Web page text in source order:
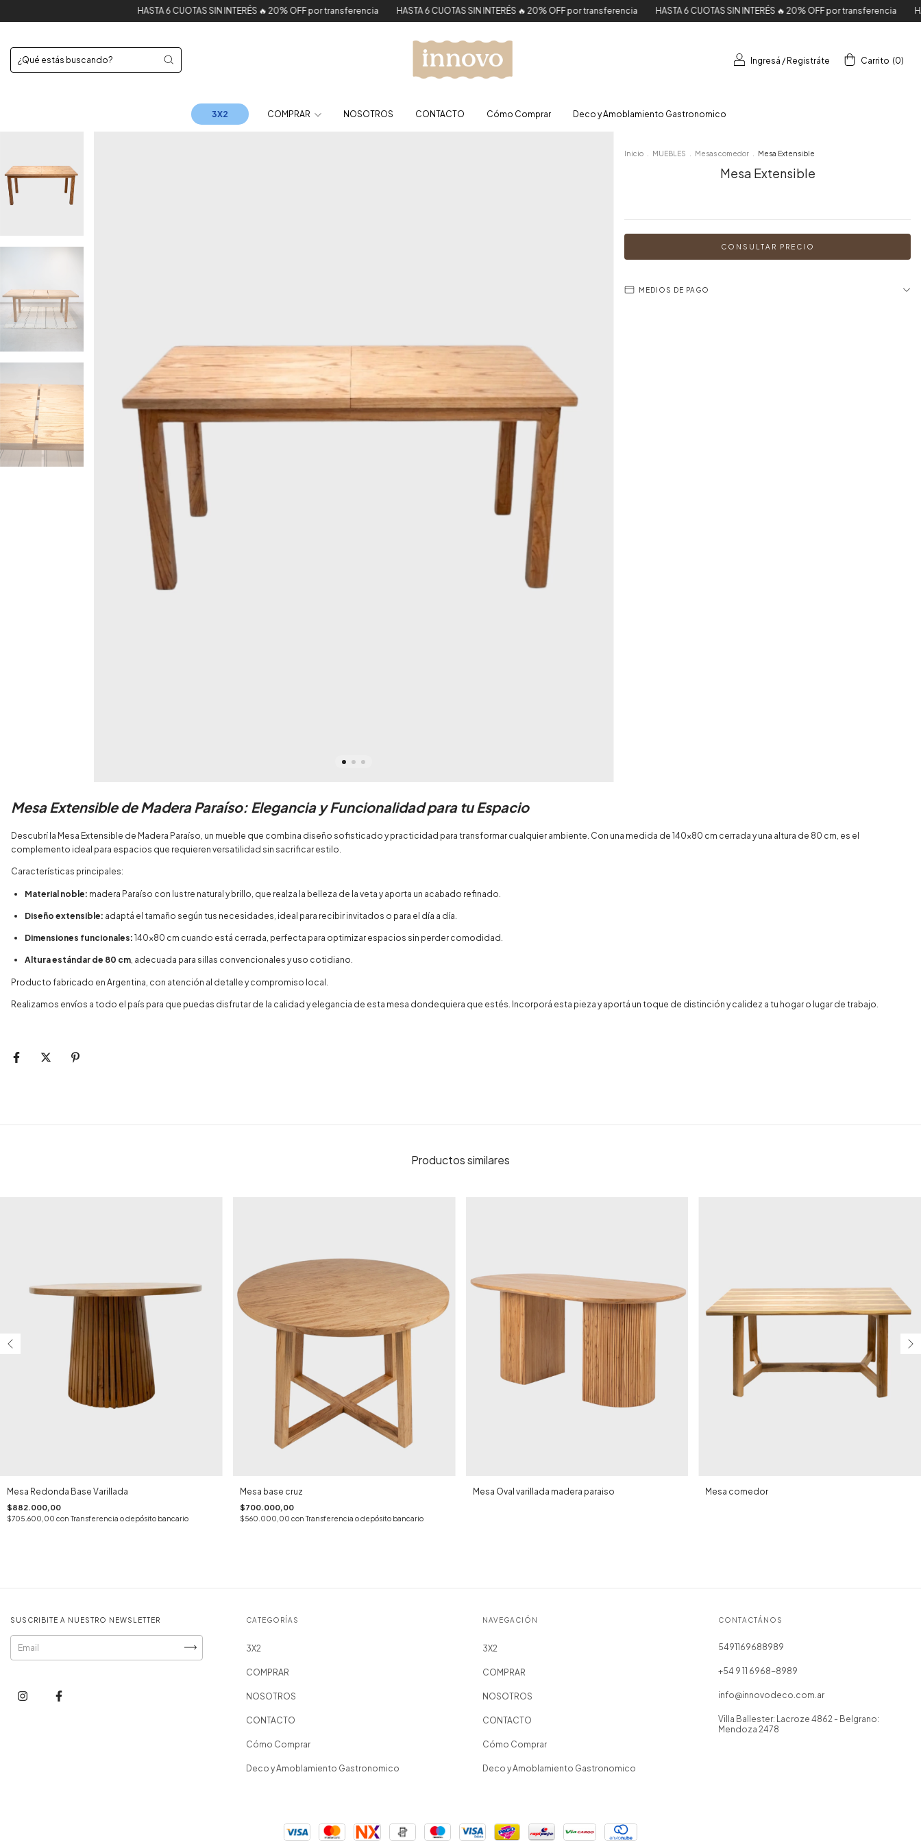
HASTA 6 CUOTAS SIN INTERÉS 🔥 20% OFF por transferencia HASTA 6 CUOTAS SIN INTERÉS 🔥 20% OFF por transferencia HASTA 6 CUOTAS SIN INTERÉS 🔥 20% OFF por transferencia HASTA 6
Ingresá / Registráte Carrito (0)
3X2 COMPRAR NOSOTROS CONTACTO Cómo Comprar Deco y Amoblamiento Gastronomico
Inicio MUEBLES Mesas comedor Mesa Extensible
Mesa Extensible
MEDIOS DE PAGO
Mesa Extensible de Madera Paraíso: Elegancia y Funcionalidad para tu Espacio
Descubrí la Mesa Extensible de Madera Paraíso, un mueble que combina diseño sofisticado y practicidad para transformar cualquier ambiente. Con una medida de 140x80 cm cerrada y una altura de 80 cm, es el
complemento ideal para espacios que requieren versatilidad sin sacrificar estilo.
Características principales:
Material noble: madera Paraíso con lustre natural y brillo, que realza la belleza de la veta y aporta un acabado refinado.
Diseño extensible: adaptá el tamaño según tus necesidades, ideal para recibir invitados o para el día a día.
Dimensiones funcionales: 140x80 cm cuando está cerrada, perfecta para optimizar espacios sin perder comodidad.
Altura estándar de 80 cm, adecuada para sillas convencionales y uso cotidiano.
Producto fabricado en Argentina, con atención al detalle y compromiso local.
Realizamos envíos a todo el país para que puedas disfrutar de la calidad y elegancia de esta mesa dondequiera que estés. Incorporá esta pieza y aportá un toque de distinción y calidez a tu hogar o lugar de trabajo.
Productos similares
Mesa Redonda Base Varillada
$882.000,00
$705.600,00 con Transferencia o depósito bancario
Mesa base cruz
$700.000,00
$560.000,00 con Transferencia o depósito bancario
Mesa Oval varillada madera paraiso Mesa comedor
SUSCRIBITE A NUESTRO NEWSLETTER CATEGORÍAS
3X2
COMPRAR
NOSOTROS
CONTACTO
Cómo Comprar
Deco y Amoblamiento Gastronomico
NAVEGACIÓN
3X2
COMPRAR
NOSOTROS
CONTACTO
Cómo Comprar
Deco y Amoblamiento Gastronomico
CONTACTÁNOS
5491169688989
+54 9 11 6968-8989
info@innovodeco.com.ar
Villa Ballester: Lacroze 4862 - Belgrano:
Mendoza 2478